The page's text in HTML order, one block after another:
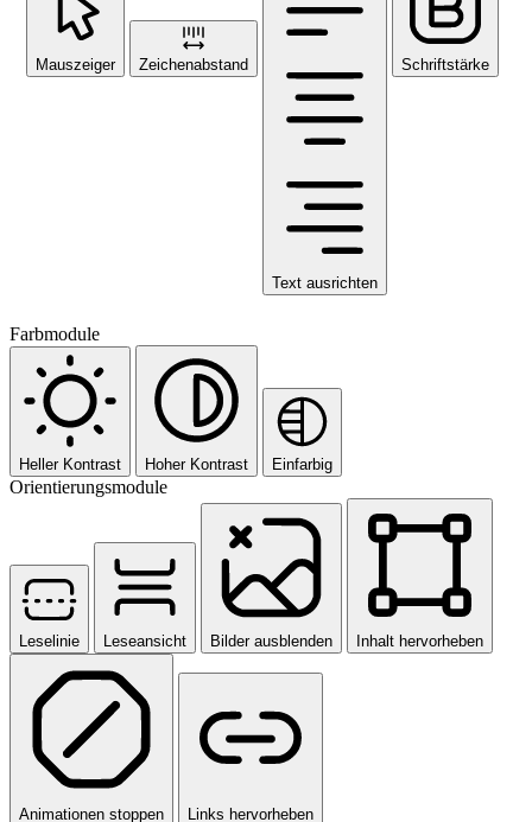
Mauszeiger Zeichenabstand
Text ausrichten
Schriftstärke
Farbmodule
Heller Kontrast Hoher Kontrast Einfarbig
Orientierungsmodule
Leselinie Leseansicht Bilder ausblenden Inhalt hervorheben
Animationen stoppen Links hervorheben